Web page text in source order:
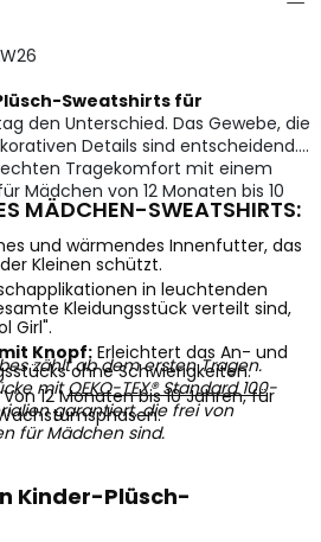
Sweatshirts für
den Unterschied. Das Gewebe, die
Details sind entscheidend.
Tragekomfort mit einem
Mädchen von 12 Monaten bis 10
MÄDCHEN-SWEATSHIRTS:
und wärmendes Innenfutter, das
Kleinen schützt.
in leuchtenden
Kleidungsstück verteilt sind,
Girl".
Knopf:Erleichtert das An- und
ohne Schwierigkeiten.
12 Monaten bis 10 Jahren, für
zählt ab dem ersten Tragen.
mitOEKO-TEX® Standard 100-
garantiert, die frei von
für Mädchen sind.
Kinder-Plüsch-